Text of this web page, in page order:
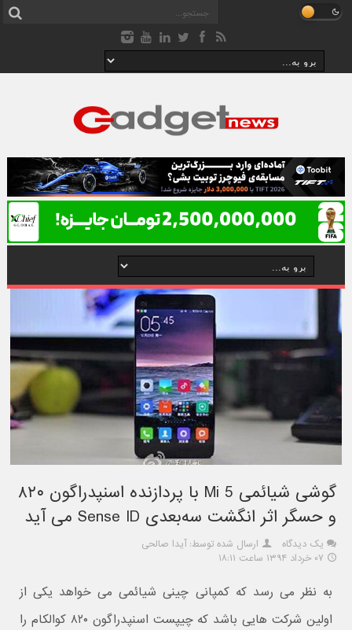
گوشی شیائمی Mi 5 با پردازنده اسنپدراگون ۸۲۰
و حسگر اثر انگشت سه‌بعدی Sense ID می آید
یک دیدگاه
ارسال شده توسط: آیدا صالحی
۰۷ خرداد ۱۳۹۴ ساعت ۱۸:۱۱
به نظر می رسد که کمپانی چینی شیائمی می خواهد یکی از
اولین شرکت هایی باشد که چیپست اسنپدراگون ۸۲۰ کوالکام را